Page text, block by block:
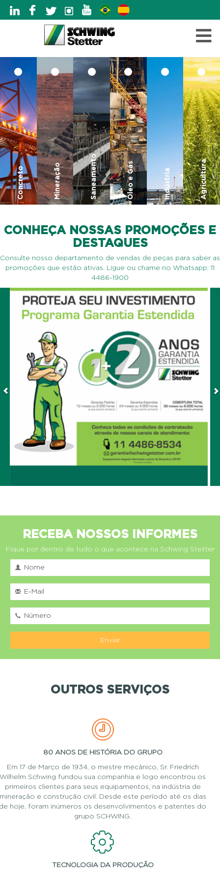
Concreto Mineração Saneamento Óleo e Gás Indústria Agricultura
CONHEÇA NOSSAS PROMOÇÕES E
DESTAQUES
Consulte nosso departamento de vendas de peças para saber as
promoções que estão ativas. Ligue ou chame no Whatsapp: 11
4486-1900
Previous
RECEBA NOSSOS INFORMES
Fique por dentro de tudo o que acontece na Schwing Stetter
Enviar
OUTROS SERVIÇOS
80 ANOS DE HISTÓRIA DO GRUPO
Em 17 de Março de 1934, o mestre mecânico, Sr. Friedrich
Wilhelm Schwing fundou sua companhia e logo encontrou os
primeiros clientes para seus equipamentos, na indústria de
e construção civil. Desde este período até os dias
hoje, foram inúmeros os desenvolvimentos e patentes do
grupo SCHWING.
TECNOLOGIA DA PRODUÇÃO